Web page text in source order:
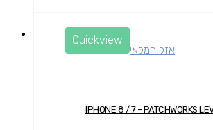
Quickview
אזל המלאי